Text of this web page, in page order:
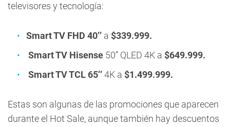
televisores y tecnología:
Smart TV FHD 40’’ a $339.999.
Smart TV Hisense 50’’ QLED 4K a $649.999.
Smart TV TCL 65’’4K a $1.499.999.
Estas son algunas de las promociones que aparecen
durante el Hot Sale, aunque también hay descuentos